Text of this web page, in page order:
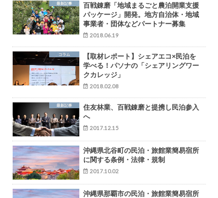
最新記事
百戦錬磨「地域まるごと農泊開業支援
パッケージ」開発。地方自治体・地域
事業者・団体などパートナー募集
2018.06.19
コラム
【取材レポート】シェアエコ×民泊を
学べる！パソナの「シェアリングワー
クカレッジ」
2018.02.08
最新記事
住友林業、百戦錬磨と提携し民泊参入
へ
2017.12.15
沖縄県北谷町の民泊・旅館業簡易宿所
に関する条例・法律・規制
2017.10.02
沖縄県那覇市の民泊・旅館業簡易宿所